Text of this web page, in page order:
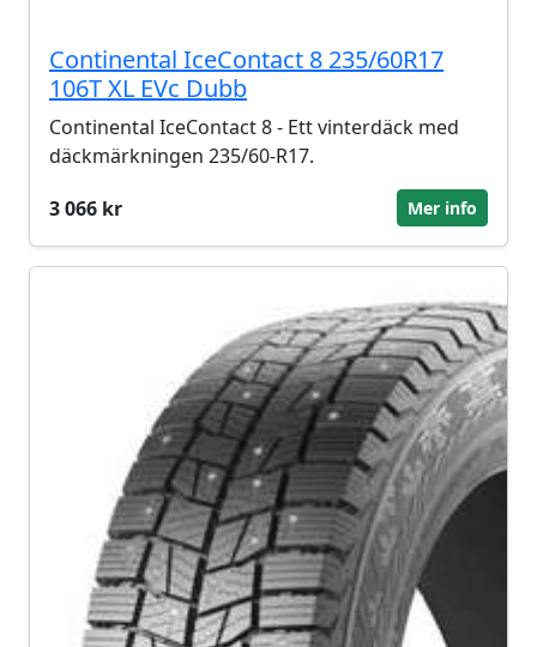
Continental IceContact 8 235/60R17
106T XL EVc Dubb
Continental IceContact 8 - Ett vinterdäck med
däckmärkningen 235/60-R17.
3 066 kr
Mer info